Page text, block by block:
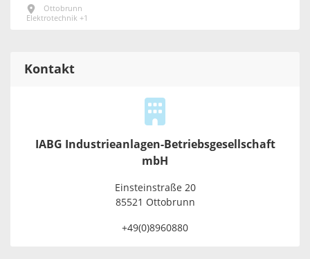
Ottobrunn
Elektrotechnik +1
Kontakt
IABG Industrieanlagen-Betriebsgesellschaft
mbH
Einsteinstraße 20
85521 Ottobrunn
+49(0)8960880